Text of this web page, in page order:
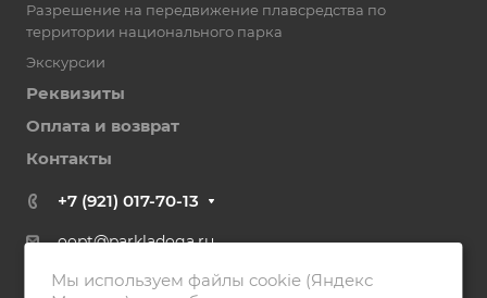
Разрешение на передвижение плавсредства по
территории национального парка
Экскурсии
Реквизиты
Оплата и возврат
Контакты
+7 (921) 017-70-13
oopt@parkladoga.ru
186790, Республика Карелия, г. Сортавала, ул.
Мы используем файлы cookie (Яндекс